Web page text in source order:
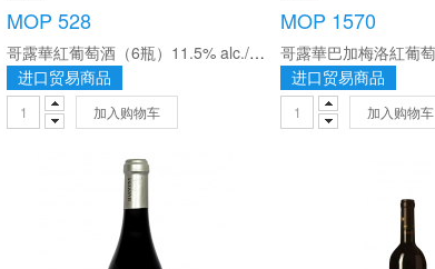
MOP 528
哥露華紅葡萄酒（6瓶）11.5% alc./vol 750ml/瓶
进口贸易商品
加入购物车
MOP 1570
进口贸易商品
加入购物车